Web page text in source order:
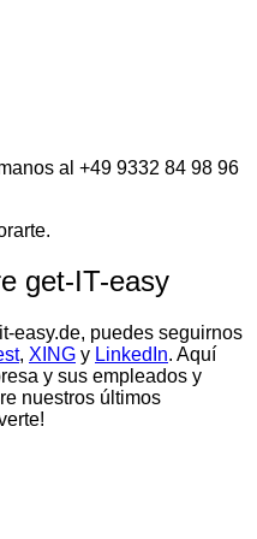
al +49 9332 84 98 96
get-IT-easy
easy.de, puedes seguirnos
, XING y LinkedIn. Aquí
y sus empleados y
nuestros últimos